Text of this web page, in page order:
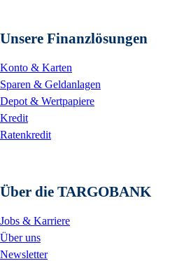
Unsere Finanzlösungen
Konto & Karten
Sparen & Geldanlagen
Depot & Wertpapiere
Kredit
Ratenkredit
Über die TARGOBANK
Jobs & Karriere
Über uns
Newsletter